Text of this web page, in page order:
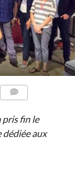
pris fin le
dédiée aux